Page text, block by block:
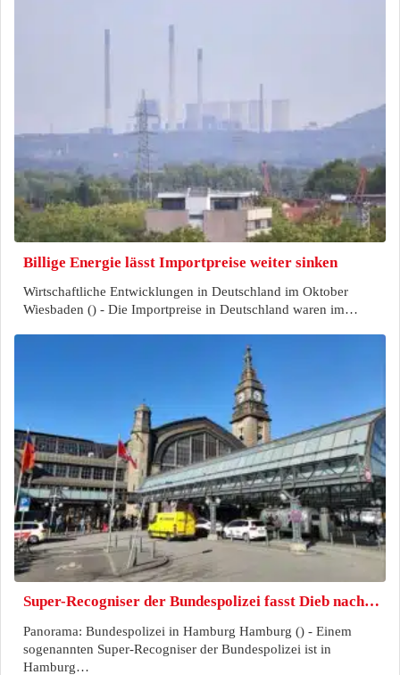
Billige Energie lässt Importpreise weiter sinken
Wirtschaftliche Entwicklungen in Deutschland im Oktober
Wiesbaden () - Die Importpreise in Deutschland waren im…
Super-Recogniser der Bundespolizei fasst Dieb nach…
Panorama: Bundespolizei in Hamburg Hamburg () - Einem
sogenannten Super-Recogniser der Bundespolizei ist in
Hamburg…